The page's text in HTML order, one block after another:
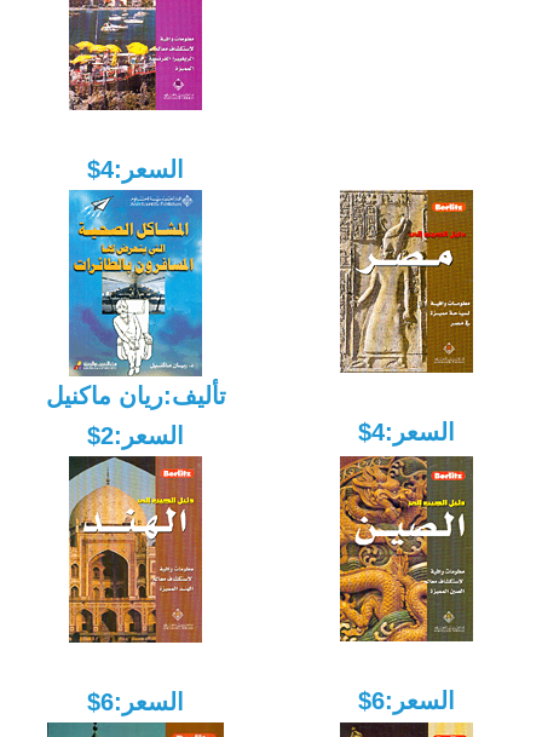
السعر:4$
السعر:4$
تأليف:ريان ماكنيل
السعر:2$
السعر:6$ السعر:6$